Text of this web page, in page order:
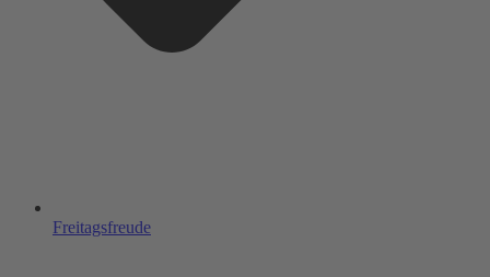
Freitagsfreude